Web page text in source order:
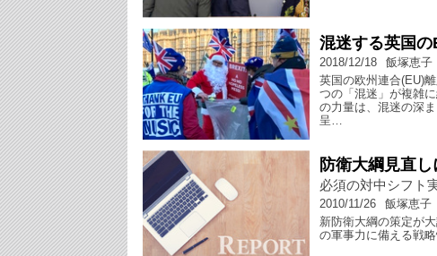
混迷する英国
2018/12/18
飯塚恵子
英国の欧州連合(EU)
つの「混迷」が複雑
の力量は、混迷の深
呈…
防衛大綱見直
必須の対中シフト
2010/11/26
飯塚恵子
新防衛大綱の策定が
の軍事力に備える戦